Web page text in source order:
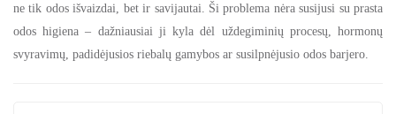
ne tik odos išvaizdai, bet ir savijautai. Ši problema nėra susijusi su prasta
odos higiena – dažniausiai ji kyla dėl uždegiminių procesų, hormonų
svyravimų, padidėjusios riebalų gamybos ar susilpnėjusio odos barjero.